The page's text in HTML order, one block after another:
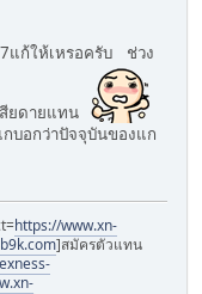
แก้ให้เหรอครับ ช่วง
ยดายแทน
บอกว่าปัจจุบันของแก
https://www.xn-
]สมัครตัวแทน